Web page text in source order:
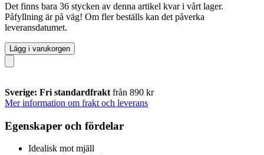
Det finns bara 36 stycken av denna artikel kvar i vårt lager.
Påfyllning är på väg! Om fler beställs kan det påverka
leveransdatumet.
Lägg i varukorgen
Sverige: Fri standardfrakt från 890 kr
Mer information om frakt och leverans
Egenskaper och fördelar
Idealisk mot mjäll